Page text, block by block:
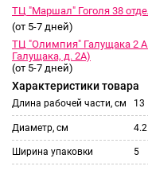
ТЦ "Маршал" Гоголя 38
(от 5-7 дней)
ТЦ "Олимпия" Галущака 2
Галущака, д. 2А)
(от 5-7 дней)
Характеристики товара
Длина рабочей части, см 13
Диаметр, см 4.2
Ширина упаковки 5